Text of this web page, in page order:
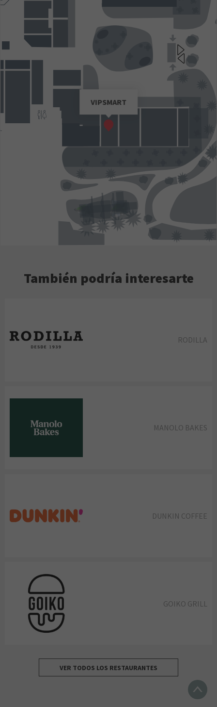
VIPSMART
También podría interesarte
RODILLA
MANOLO BAKES
DUNKIN COFFEE
GOIKO GRILL
VER TODOS LOS RESTAURANTES